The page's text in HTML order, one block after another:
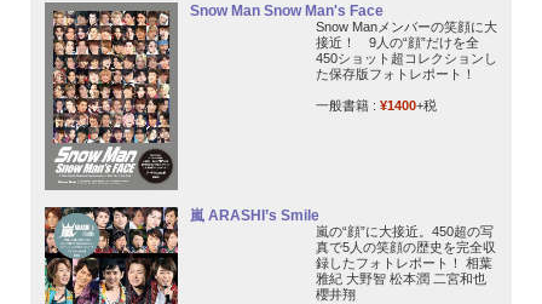
Snow Man Snow Man's Face
Snow Manメンバーの笑顔に大
接近！ 9人の“顔”だけを全
450ショット超コレクションし
た保存版フォトレポート！
一般書籍 : ¥1400+税
嵐 ARASHI’s Smile
嵐の“顔”に大接近。450超の写
真で5人の笑顔の歴史を完全収
録したフォトレポート！ 相葉
雅紀 大野智 松本潤 二宮和也
櫻井翔